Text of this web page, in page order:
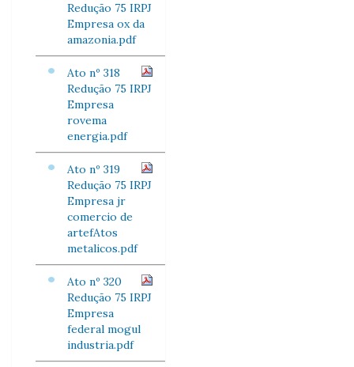
Redução 75 IRPJ
Empresa ox da
amazonia.pdf
Ato nº 318
Redução 75 IRPJ
Empresa
rovema
energia.pdf
Ato nº 319
Redução 75 IRPJ
Empresa jr
comercio de
artefAtos
metalicos.pdf
Ato nº 320
Redução 75 IRPJ
Empresa
federal mogul
industria.pdf